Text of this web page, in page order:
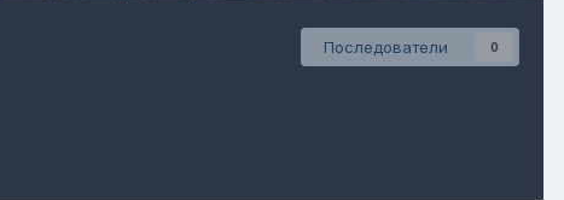
Последователи 0